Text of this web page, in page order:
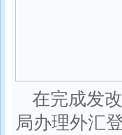
在完成发
局办理外汇